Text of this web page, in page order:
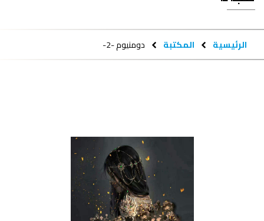
الرئيسية المكتبة دومنيوم -2-